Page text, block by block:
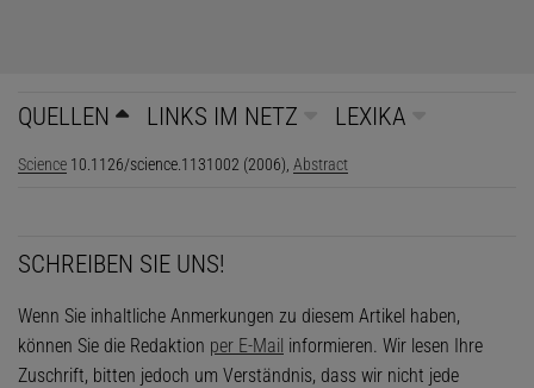
QUELLEN LINKS IM NETZ LEXIKA
Science 10.1126/science.1131002 (2006), Abstract
SCHREIBEN SIE UNS!
Wenn Sie inhaltliche Anmerkungen zu diesem Artikel haben,
können Sie die Redaktion per E-Mail informieren. Wir lesen Ihre
Zuschrift, bitten jedoch um Verständnis, dass wir nicht jede